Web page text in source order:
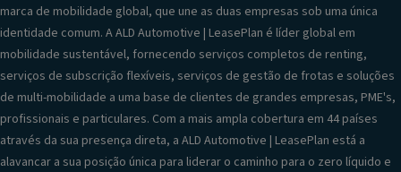
marca de mobilidade global, que une as duas empresas sob uma única
identidade comum. A ALD Automotive | LeasePlan é líder global em
mobilidade sustentável, fornecendo serviços completos de renting,
serviços de subscrição flexíveis, serviços de gestão de frotas e soluções
de multi-mobilidade a uma base de clientes de grandes empresas, PME's,
profissionais e particulares. Com a mais ampla cobertura em 44 países
através da sua presença direta, a ALD Automotive | LeasePlan está a
alavancar a sua posição única para liderar o caminho para o zero líquido e